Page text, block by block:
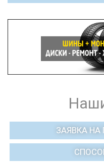
ЗАЯВКА